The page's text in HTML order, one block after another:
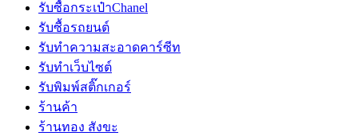
รับซื้อกระเป๋าChanel
รับซื้อรถยนต์
รับทำความสะอาดคาร์ซีท
รับทําเว็บไซต์
รับพิมพ์สติ๊กเกอร์
ร้านค้า
ร้านทอง สังขะ